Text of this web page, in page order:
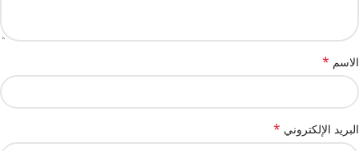
الاسم *
البريد الإلكتروني *